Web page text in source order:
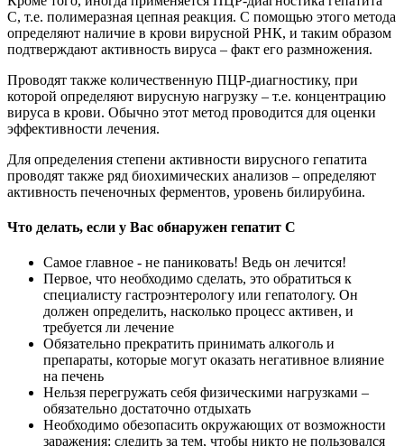
С, т.е. полимеразная цепная реакция. С помощью этого метода
определяют наличие в крови вирусной РНК, и таким образом
подтверждают активность вируса – факт его размножения.
Проводят также количественную ПЦР-диагностику, при
которой определяют вирусную нагрузку – т.е. концентрацию
вируса в крови. Обычно этот метод проводится для оценки
эффективности лечения.
Для определения степени активности вирусного гепатита
проводят также ряд биохимических анализов – определяют
активность печеночных ферментов, уровень билирубина.
Что делать, если у Вас обнаружен гепатит С
Самое главное - не паниковать! Ведь он лечится!
Первое, что необходимо сделать, это обратиться к
специалисту гастроэнтерологу или гепатологу. Он
должен определить, насколько процесс активен, и
требуется ли лечение
Обязательно прекратить принимать алкоголь и
препараты, которые могут оказать негативное влияние
на печень
Нельзя перегружать себя физическими нагрузками –
обязательно достаточно отдыхать
Необходимо обезопасить окружающих от возможности
заражения: следить за тем, чтобы никто не пользовался